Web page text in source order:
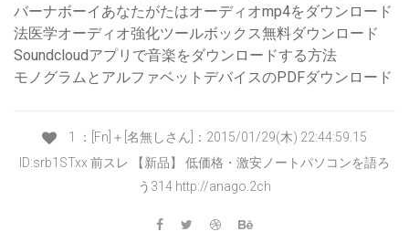
バーナボーイあなたがたはオーディオmp4をダウンロード
法医学オーディオ強化ツールボックス無料ダウンロード
Soundcloudアプリで音楽をダウンロードする方法
モノグラムとアルファベットデバイスのPDFダウンロード
1 ：[Fn]＋[名無しさん]：2015/01/29(木) 22:44:59.15
ID:srb1STxx 前スレ 【新品】 低価格・激安ノートパソコンを語ろ
う314 http://anago.2ch